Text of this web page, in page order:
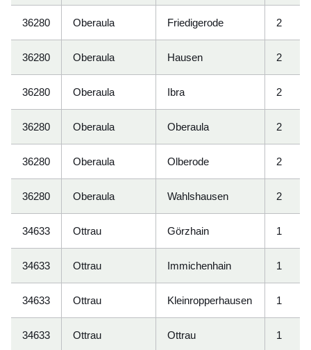
36280 Oberaula Friedigerode 2
36280 Oberaula Hausen 2
36280 Oberaula Ibra 2
36280 Oberaula Oberaula 2
36280 Oberaula Olberode 2
36280 Oberaula Wahlshausen 2
34633 Ottrau Görzhain 1
34633 Ottrau Immichenhain 1
34633 Ottrau Kleinropperhausen 1
34633 Ottrau Ottrau 1